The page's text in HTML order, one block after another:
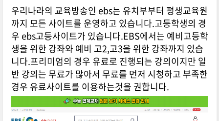
우리나라의 교육방송인 ebs는 유치부부터 평생교육원
까지 모든 사이트를 운영하고 있습니다.고등학생의 경
우 ebs고등사이트가 있습니다.EBS에서는 예비고등학
생을 위한 강좌와 예비 고2,고3을 위한 강좌까지 있습
니다.프리미엄의 경우 유료로 진행되는 강의이지만 일
반 강의는 무료가 많아서 무료를 먼저 시청하고 부족한
경우 유료사이트를 이용하는것을 권합니다.